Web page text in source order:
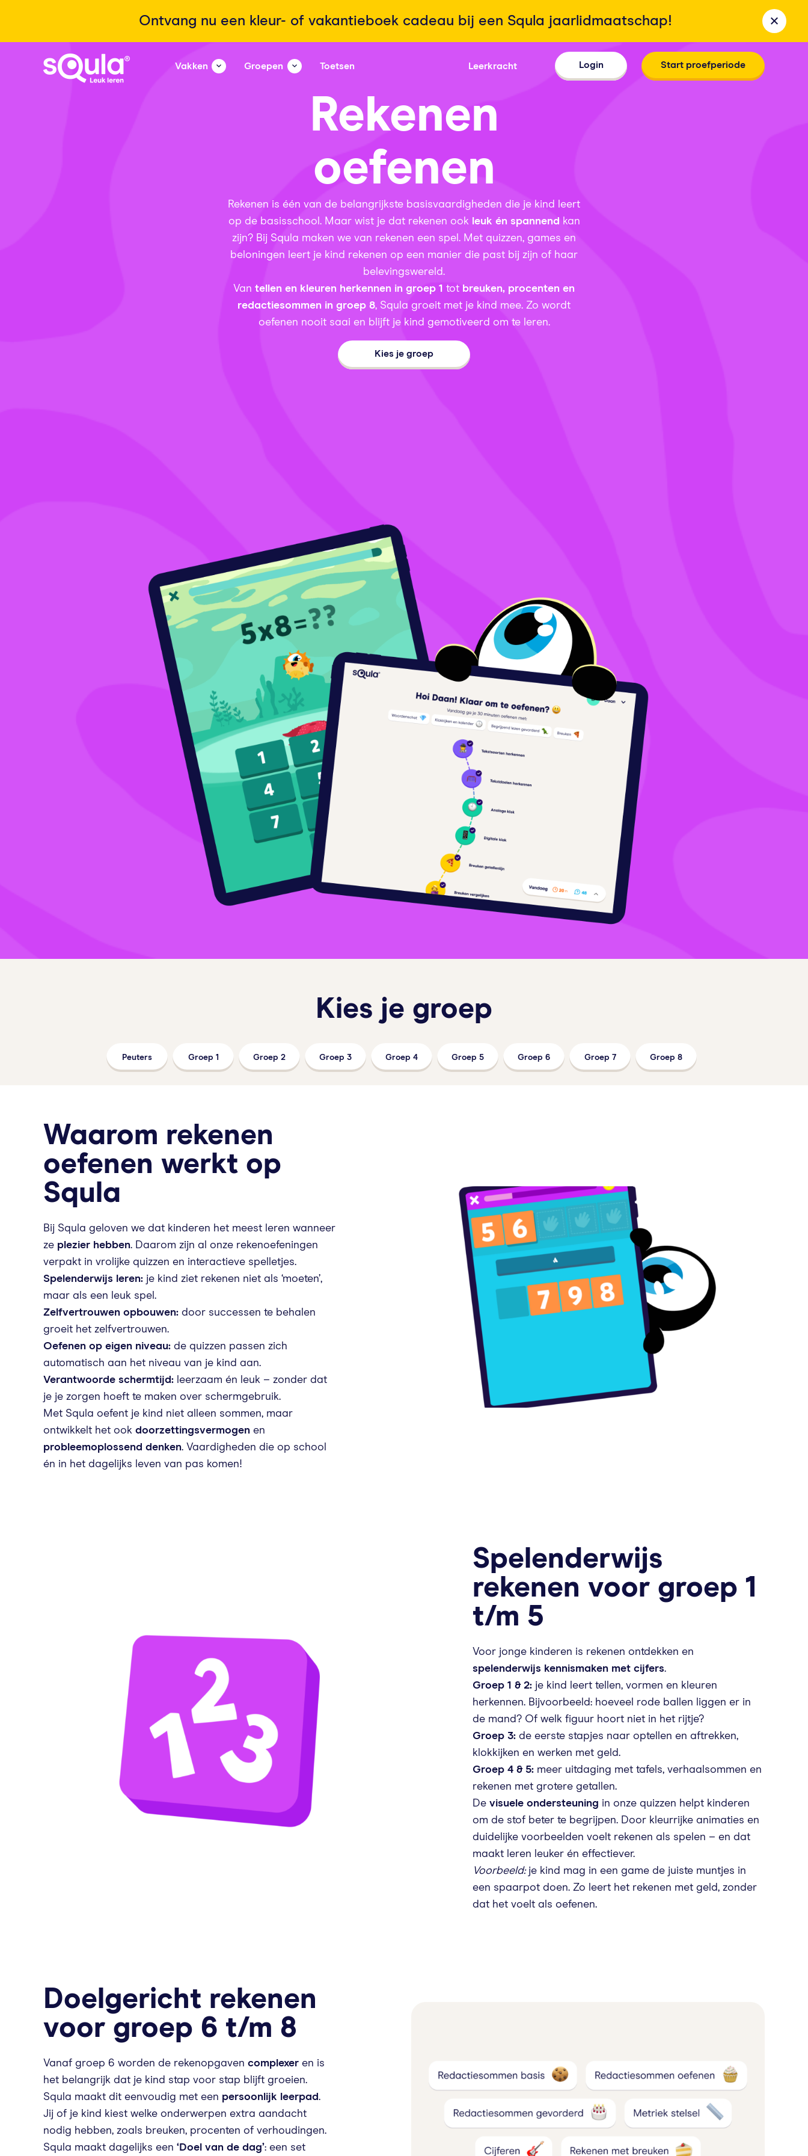
Ontvang nu een kleur- of vakantieboek cadeau bij een Squla jaarlidmaatschap!
Vakken Groepen Toetsen Leerkracht Login Start proefperiode
Rekenen
oefenen
Rekenen is één van de belangrijkste basisvaardigheden die je kind leert
op de basisschool. Maar wist je dat rekenen ook leuk én spannend kan
zijn? Bij Squla maken we van rekenen een spel. Met quizzen, games en
beloningen leert je kind rekenen op een manier die past bij zijn of haar
belevingswereld.
Van tellen en kleuren herkennen in groep 1 tot breuken, procenten en
redactiesommen in groep 8, Squla groeit met je kind mee. Zo wordt
oefenen nooit saai en blijft je kind gemotiveerd om te leren.
Kies je groep
Kies je groep
Peuters Groep 1 Groep 2 Groep 3 Groep 4 Groep 5 Groep 6 Groep 7 Groep 8
Waarom rekenen
oefenen werkt op
Squla
Bij Squla geloven we dat kinderen het meest leren wanneer
ze plezier hebben. Daarom zijn al onze rekenoefeningen
verpakt in vrolijke quizzen en interactieve spelletjes.
Spelenderwijs leren: je kind ziet rekenen niet als ‘moeten’,
maar als een leuk spel.
Zelfvertrouwen opbouwen: door successen te behalen
groeit het zelfvertrouwen.
Oefenen op eigen niveau: de quizzen passen zich
automatisch aan het niveau van je kind aan.
Verantwoorde schermtijd: leerzaam én leuk – zonder dat
je je zorgen hoeft te maken over schermgebruik.
Met Squla oefent je kind niet alleen sommen, maar
ontwikkelt het ookdoorzettingsvermogen en
probleemoplossend denken. Vaardigheden die op school
én in het dagelijks leven van pas komen!
Spelenderwijs
rekenen voor groep 1
t/m 5
Voor jonge kinderen is rekenen ontdekken en
spelenderwijs kennismaken met cijfers.
Groep 1 & 2: je kind leert tellen, vormen en kleuren
herkennen. Bijvoorbeeld: hoeveel rode ballen liggen er in
de mand? Of welk figuur hoort niet in het rijtje?
Groep 3: de eerste stapjes naar optellen en aftrekken,
klokkijken en werken met geld.
Groep 4 & 5: meer uitdaging met tafels, verhaalsommen en
rekenen met grotere getallen.
De visuele ondersteuning in onze quizzen helpt kinderen
om de stof beter te begrijpen. Door kleurrijke animaties en
duidelijke voorbeelden voelt rekenen als spelen – en dat
maakt leren leuker én effectiever.
Voorbeeld:je kind mag in een game de juiste muntjes in
een spaarpot doen. Zo leert het rekenen met geld, zonder
dat het voelt als oefenen.
Doelgericht rekenen
voor groep 6 t/m 8
Vanaf groep 6 worden de rekenopgavencomplexer en is
het belangrijk dat je kind stap voor stap blijft groeien.
Squla maakt dit eenvoudig met een persoonlijk leerpad.
Jij of je kind kiest welke onderwerpen extra aandacht
nodig hebben, zoals breuken, procenten of verhoudingen.
Squla maakt dagelijks een‘Doel van de dag’: een set